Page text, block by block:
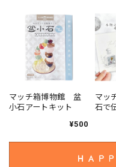
マッチ箱博物館 盆
小石アートキット
¥500
マッ
石で